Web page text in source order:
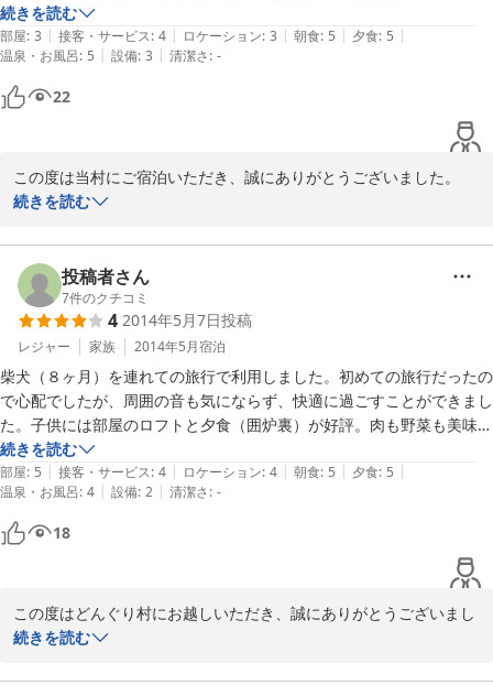
庭でBBQはお肉も野菜もボリュームがあり、お腹一杯になりました。
白ご飯が美味しく、おかわりしたのですが、それでも食べきれず勿体無
いことをしました。
村内の貸し切り風呂は広くて洗い場も２つあり、気持ちよく入れまし
日がくれると辺りは真っ暗で静かすぎて少し怖かったです。
続きを読む
部屋: 3 | 接客・サービス: 4 | ロケーション: 3 | 朝食: 5 | 夕食: 5 |
温泉・お風呂: 5 | 設備: 3 | 清潔さ: -
22
この度は当村にご宿泊いただき、誠にありがとうございました。
また、夕食や貸切風呂をお褒めいただき、重ねて御礼申し上げま
夏休みも終わりの時期ということもあり、日没も早く少し肌寒く感
じられたかと思います。
季節によって四季折々の風景などお楽しみいただける施設でござい
ますので、是非また皆さまでお越しください。
スタッフ一同心よりお待ち申し上げております。
2017-09-02
続きを読む
投稿者さん
7件のクチコミ
4 2014年5月7日投稿
レジャー 家族 2014年5月宿泊
柴犬（８ヶ月）を連れての旅行で利用しました。初めての旅行だったの
で心配でしたが、周囲の音も気にならず、快適に過ごすことができまし
た。子供には部屋のロフトと夕食（囲炉裏）が好評。肉も野菜も美味し
かったです。貸切風呂は大きく、疲れを癒すことができました。
愛犬連れの旅行や、キャンプをされる方にはお勧めできる宿だと思いま
す。
続きを読む
部屋: 5 | 接客・サービス: 4 | ロケーション: 4 | 朝食: 5 | 夕食: 5 |
温泉・お風呂: 4 | 設備: 2 | 清潔さ: -
18
この度はどんぐり村にお越しいただき、誠にありがとうございまし
た。
続きを読む